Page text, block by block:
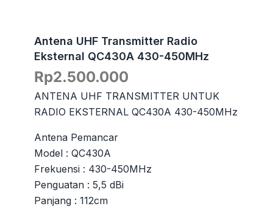
Antena UHF Transmitter Radio
Eksternal QC430A 430-450MHz
Rp2.500.000
ANTENA UHF TRANSMITTER UNTUK
RADIO EKSTERNAL QC430A 430-450MHz
Antena Pemancar
Model : QC430A
Frekuensi : 430-450MHz
Penguatan : 5,5 dBi
Panjang : 112cm